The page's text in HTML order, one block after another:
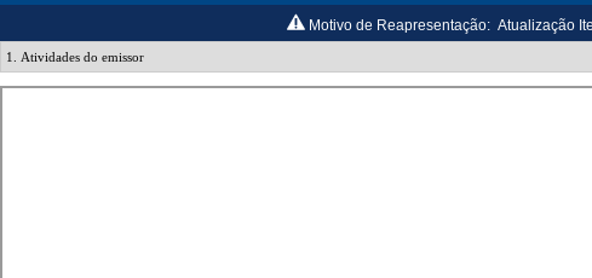
Motivo de Reapresentação: Atualização